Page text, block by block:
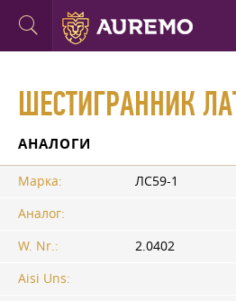
ШЕСТИГРАННИК
АНАЛОГИ
Марка:
ЛС59-1
Аналог:
W. Nr.:
2.0402
Aisi Uns: